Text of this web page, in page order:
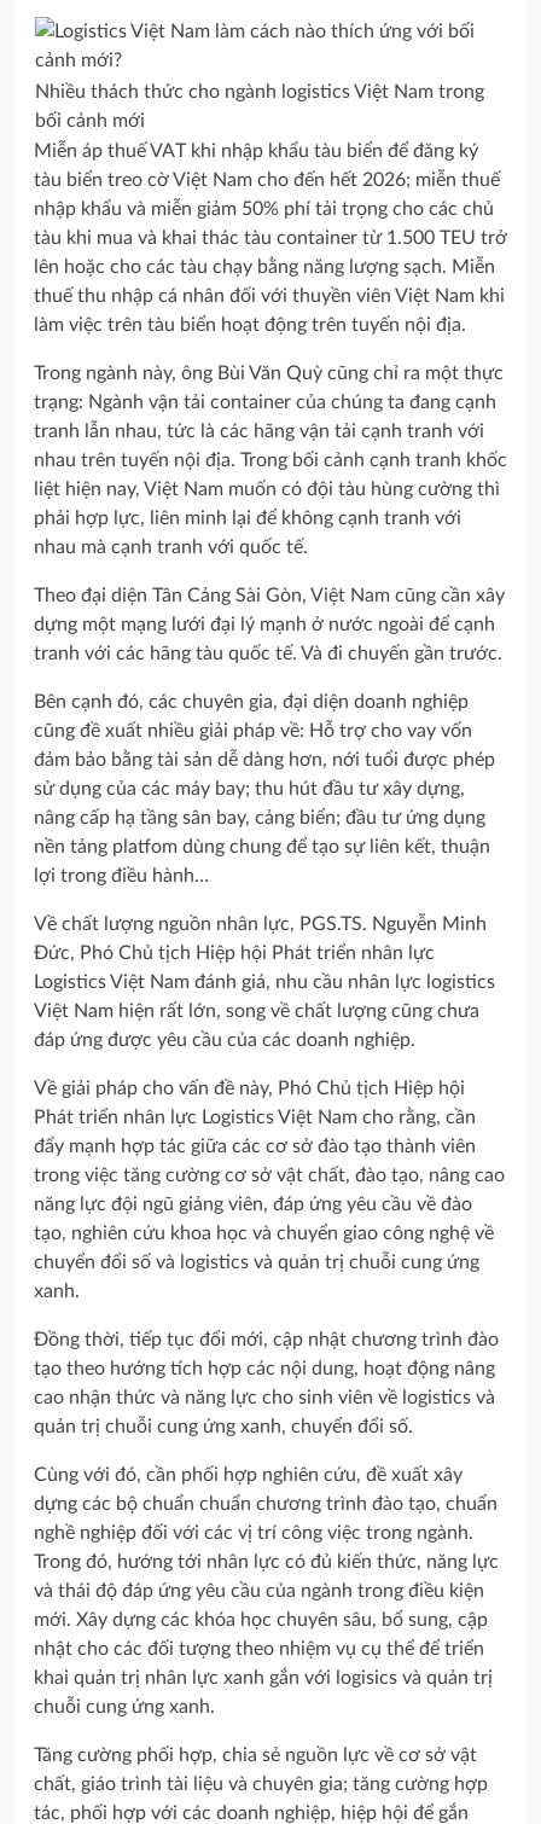
Nhiều thách thức cho ngành logistics Việt Nam trong
bối cảnh mới
Miễn áp thuế VAT khi nhập khẩu tàu biển để đăng ký
tàu biển treo cờ Việt Nam cho đến hết 2026; miễn thuế
nhập khẩu và miễn giảm 50% phí tải trọng cho các chủ
tàu khi mua và khai thác tàu container từ 1.500 TEU trở
lên hoặc cho các tàu chạy bằng năng lượng sạch. Miễn
thuế thu nhập cá nhân đối với thuyền viên Việt Nam khi
làm việc trên tàu biển hoạt động trên tuyến nội địa.
Trong ngành này, ông Bùi Văn Quỳ cũng chỉ ra một thực
trạng: Ngành vận tải container của chúng ta đang cạnh
tranh lẫn nhau, tức là các hãng vận tải cạnh tranh với
nhau trên tuyến nội địa. Trong bối cảnh cạnh tranh khốc
liệt hiện nay, Việt Nam muốn có đội tàu hùng cường thì
phải hợp lực, liên minh lại để không cạnh tranh với
nhau mà cạnh tranh với quốc tế.
Theo đại diện Tân Cảng Sài Gòn, Việt Nam cũng cần xây
dựng một mạng lưới đại lý mạnh ở nước ngoài để cạnh
tranh với các hãng tàu quốc tế. Và đi chuyến gần trước.
Bên cạnh đó, các chuyên gia, đại diện doanh nghiệp
cũng đề xuất nhiều giải pháp về: Hỗ trợ cho vay vốn
đảm bảo bằng tài sản dễ dàng hơn, nới tuổi được phép
sử dụng của các máy bay; thu hút đầu tư xây dựng,
nâng cấp hạ tầng sân bay, cảng biển; đầu tư ứng dụng
nền tảng platfom dùng chung để tạo sự liên kết, thuận
lợi trong điều hành…
Về chất lượng nguồn nhân lực, PGS.TS. Nguyễn Minh
Đức, Phó Chủ tịch Hiệp hội Phát triển nhân lực
Logistics Việt Nam đánh giá, nhu cầu nhân lực logistics
Việt Nam hiện rất lớn, song về chất lượng cũng chưa
đáp ứng được yêu cầu của các doanh nghiệp.
Về giải pháp cho vấn đề này, Phó Chủ tịch Hiệp hội
Phát triển nhân lực Logistics Việt Nam cho rằng, cần
đẩy mạnh hợp tác giữa các cơ sở đào tạo thành viên
trong việc tăng cường cơ sở vật chất, đào tạo, nâng cao
năng lực đội ngũ giảng viên, đáp ứng yêu cầu về đào
tạo, nghiên cứu khoa học và chuyển giao công nghệ về
chuyển đổi số và logistics và quản trị chuỗi cung ứng
xanh.
Đồng thời, tiếp tục đổi mới, cập nhật chương trình đào
tạo theo hướng tích hợp các nội dung, hoạt động nâng
cao nhận thức và năng lực cho sinh viên về logistics và
quản trị chuỗi cung ứng xanh, chuyển đổi số.
Cùng với đó, cần phối hợp nghiên cứu, đề xuất xây
dựng các bộ chuẩn chuẩn chương trình đào tạo, chuẩn
nghề nghiệp đối với các vị trí công việc trong ngành.
Trong đó, hướng tới nhân lực có đủ kiến thức, năng lực
và thái độ đáp ứng yêu cầu của ngành trong điều kiện
mới. Xây dựng các khóa học chuyên sâu, bổ sung, cập
nhật cho các đối tượng theo nhiệm vụ cụ thể để triển
khai quản trị nhân lực xanh gắn với logisics và quản trị
chuỗi cung ứng xanh.
Tăng cường phối hợp, chia sẻ nguồn lực về cơ sở vật
chất, giáo trình tài liệu và chuyên gia; tăng cường hợp
tác, phối hợp với các doanh nghiệp, hiệp hội để gắn